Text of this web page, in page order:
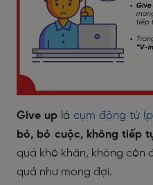
Give up là cụm động từ
bỏ, bỏ cuộc, không tiếp
quá khó khăn, không còn
quả như mong đợi.